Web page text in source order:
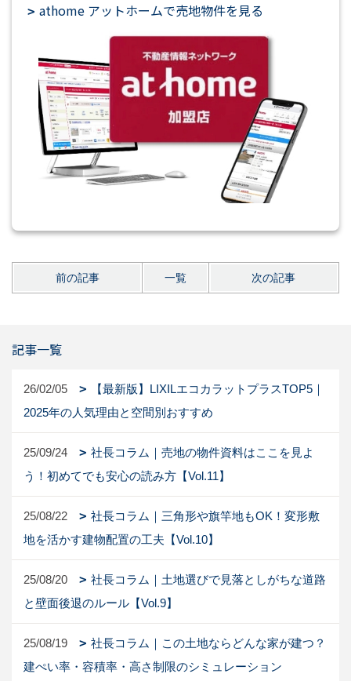
athome アットホームで売地物件を見る
前の記事 一覧 次の記事
記事一覧
26/02/05
【最新版】LIXILエコカラットプラスTOP5｜
2025年の人気理由と空間別おすすめ
25/09/24
社長コラム｜売地の物件資料はここを見よ
う！初めてでも安心の読み方【Vol.11】
25/08/22
社長コラム｜三角形や旗竿地もOK！変形敷
地を活かす建物配置の工夫【Vol.10】
25/08/20
社長コラム｜土地選びで見落としがちな道路
と壁面後退のルール【Vol.9】
25/08/19
社長コラム｜この土地ならどんな家が建つ？
建ぺい率・容積率・高さ制限のシミュレーション